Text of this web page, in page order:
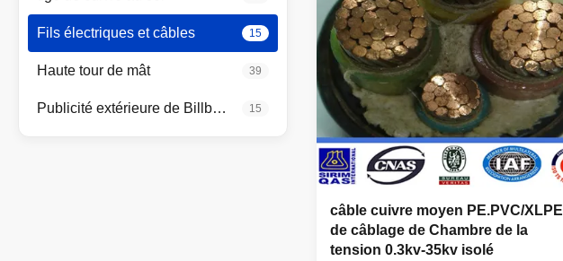
Fils électriques et câbles 15
Haute tour de mât 39
Publicité extérieure de Billboard 15
according to OEM requirements and
others standars, Such as BS Standard,
DIN standard, ASTM
câble cuivre moyen PE.PVC/XLPE
de câblage de Chambre de la
tension 0.3kv-35kv isolé